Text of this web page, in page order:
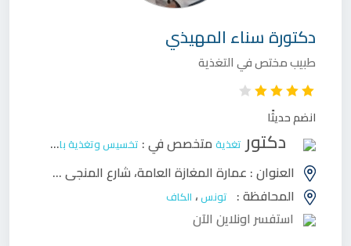
دكتورة سناء المهيذي
طبيب مختص في التغذية
انضم حديثًا
دكتور تغذيةمتخصص في : تخسيس وتغذية بالغين
العنوان : عمارة المغازة العامة، شارع المنجي سليم، الكاف
المحافظة : تونس، الكاف
استفسر اونلاين الآن